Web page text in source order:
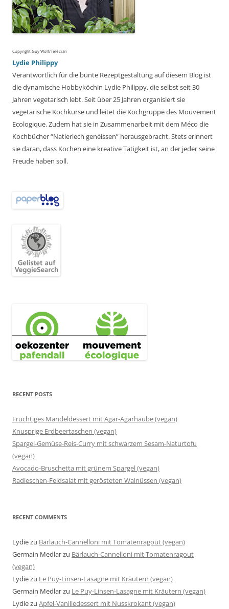
Copyright Guy Wolf/Télécran
Lydie Philippy
Verantwortlich für die bunte Rezeptgestaltung auf diesem Blog ist
die dynamische Hobbyköchin Lydie Philippy, die selbst seit 30
Jahren vegetarisch lebt. Seit über 25 Jahren organisiert sie
vegetarische Kochkurse und leitet die Kochgruppe des Mouvement
Ecologique. Zudem hat sie in Zusammenarbeit mit dem Méco die
Kochbücher “Natierlech genéissen” herausgebracht. Stets erinnert
sie daran, dass Kochen eine kreative Tätigkeit ist, an der jeder seine
Freude haben soll.
RECENT POSTS
Fruchtiges Mandeldessert mit Agar-Agarhaube (vegan)
Knusprige Erdbeertaschen (vegan)
Spargel-Gemüse-Reis-Curry mit schwarzem Sesam-Naturtofu
(vegan)
Avocado-Bruschetta mit grünem Spargel (vegan)
Radieschen-Feldsalat mit gerösteten Walnüssen (vegan)
RECENT COMMENTS
Lydiezu Bärlauch-Cannelloni mit Tomatenragout (vegan)
Germain Medlarzu Bärlauch-Cannelloni mit Tomatenragout
(vegan)
Lydiezu Le Puy-Linsen-Lasagne mit Kräutern (vegan)
Germain Medlarzu Le Puy-Linsen-Lasagne mit Kräutern (vegan)
Lydiezu Apfel-Vanilledessert mit Nusskrokant (vegan)